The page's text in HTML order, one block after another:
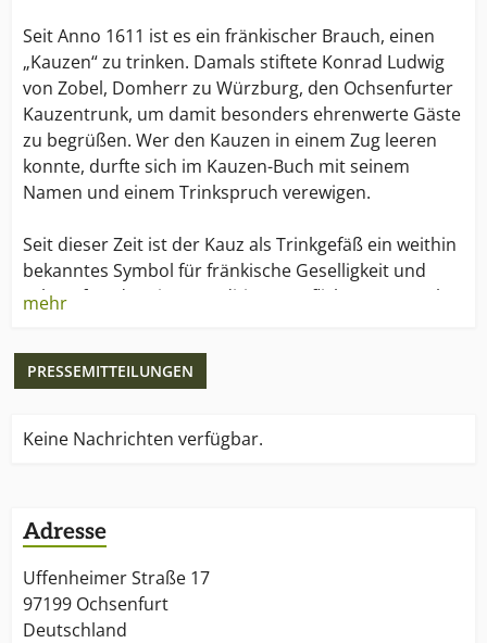
Seit Anno 1611 ist es ein fränkischer Brauch, einen
„Kauzen“ zu trinken. Damals stiftete Konrad Ludwig
von Zobel, Domherr zu Würzburg, den Ochsenfurter
Kauzentrunk, um damit besonders ehrenwerte Gäste
zu begrüßen. Wer den Kauzen in einem Zug leeren
konnte, durfte sich im Kauzen-Buch mit seinem
Namen und einem Trinkspruch verewigen.
Seit dieser Zeit ist der Kauz als Trinkgefäß ein weithin
bekanntes Symbol für fränkische Geselligkeit und
Lebensfreude. Diese Tradition verpflichtet uns auch
Die Ochsenfurter Kauzen-Bräu, seit 1809 im
mittelständischen Brauereien.
100.000 hl Getränke werden per anno produziert.
mehr
PRESSEMITTEILUNGEN
Keine Nachrichten verfügbar.
Adresse
Uffenheimer Straße 17
97199 Ochsenfurt
Deutschland